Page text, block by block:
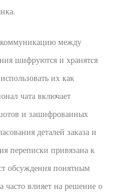
коммуникацию между
шифруются и хранятся
их как
чата включает
и зашифрованных
деталей заказа и
переписки привязана к
обсуждения понятным
часто влияет на решение о